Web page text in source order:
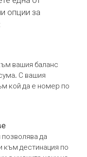
опции за
вашия баланс
С вашия
кой да е номер по
да
към дестинация по